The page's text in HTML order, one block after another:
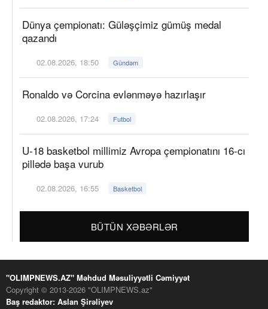
Dünya çempionatı: Güləşçimiz gümüş medal
qazandı
02.08.2026, 18:50 Gündəm
Ronaldo və Corcina evlənməyə hazırlaşır
02.08.2026, 17:24 Futbol
U-18 basketbol millimiz Avropa çempionatını 16-cı
pillədə başa vurub
02.08.2026, 16:55 Basketbol
BÜTÜN XƏBƏRLƏR
"OLIMPNEWS.AZ" Məhdud Məsuliyyətli Cəmiyyət
Copyright © 2013-2026 "OLIMPNEWS.az"
Baş redaktor: Aslan Şirəliyev